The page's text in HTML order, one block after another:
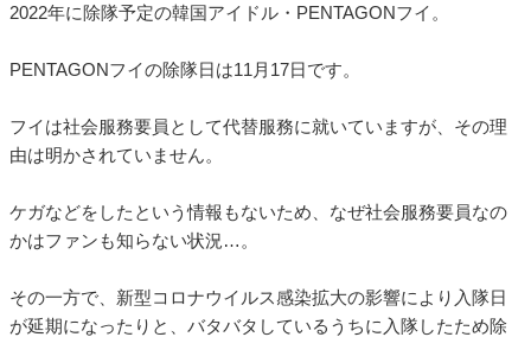
2022年に除隊予定の韓国アイドル・PENTAGONフイ。
PENTAGONフイの除隊日は11月17日です。
フイは社会服務要員として代替服務に就いていますが、その理
由は明かされていません。
ケガなどをしたという情報もないため、なぜ社会服務要員なの
かはファンも知らない状況…。
その一方で、新型コロナウイルス感染拡大の影響により入隊日
が延期になったりと、バタバタしているうちに入隊したため除